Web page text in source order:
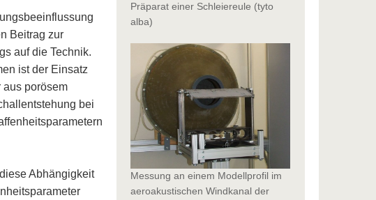
Beitrag zur
auf die Technik.
ist der Einsatz
aus porösem
bei
Abhängigkeit
Präparat einer Schleiereule (tyto
alba)
Messung an einem Modellprofil im
aeroakustischen Windkanal der